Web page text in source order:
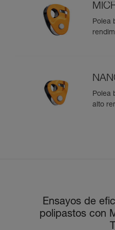
Polea
Polea
alto
Ensayos de
polipastos con